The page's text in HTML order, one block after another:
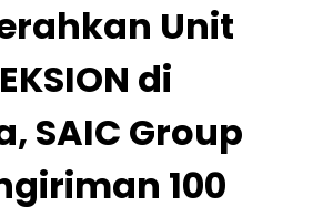
Unit
di
SAIC Group
100